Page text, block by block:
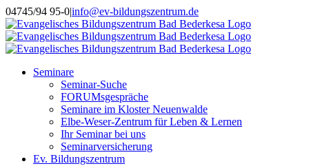
Skip
to
content
Instagram
04745/94 95-0|info@ev-bildungszentrum.de
Seminare
Seminar-Suche
FORUMsgespräche
Seminare im Kloster Neuenwalde
Elbe-Weser-Zentrum für Leben & Lernen
Ihr Seminar bei uns
Seminarversicherung
Ev. Bildungszentrum